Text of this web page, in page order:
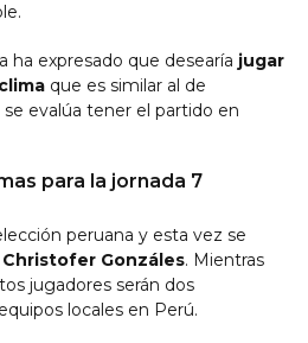
ha expresado que desearía jugar
que es similar al de
evalúa tener el partido en
para la jornada 7
peruana y esta vez se
Christofer Gonzáles. Mientras
jugadores serán dos
locales en Perú.